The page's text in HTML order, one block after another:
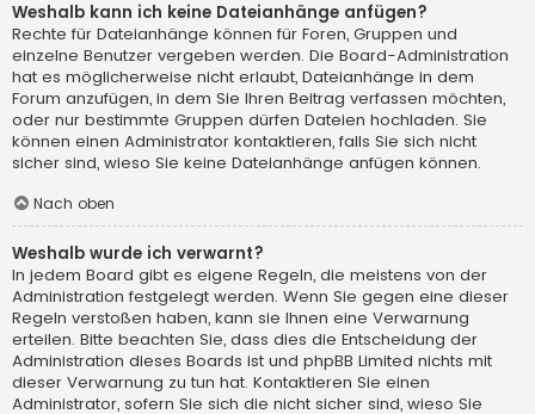
Weshalb kann ich keine Dateianhänge anfügen?
Rechte für Dateianhänge können für Foren, Gruppen und
einzelne Benutzer vergeben werden. Die Board-Administration
hat es möglicherweise nicht erlaubt, Dateianhänge in dem
Forum anzufügen, in dem Sie Ihren Beitrag verfassen möchten,
oder nur bestimmte Gruppen dürfen Dateien hochladen. Sie
können einen Administrator kontaktieren, falls Sie sich nicht
sicher sind, wieso Sie keine Dateianhänge anfügen können.
Nach oben
Weshalb wurde ich verwarnt?
In jedem Board gibt es eigene Regeln, die meistens von der
Administration festgelegt werden. Wenn Sie gegen eine dieser
Regeln verstoßen haben, kann sie Ihnen eine Verwarnung
erteilen. Bitte beachten Sie, dass dies die Entscheidung der
Administration dieses Boards ist und phpBB Limited nichts mit
dieser Verwarnung zu tun hat. Kontaktieren Sie einen
Administrator, sofern Sie sich die nicht sicher sind, wieso Sie